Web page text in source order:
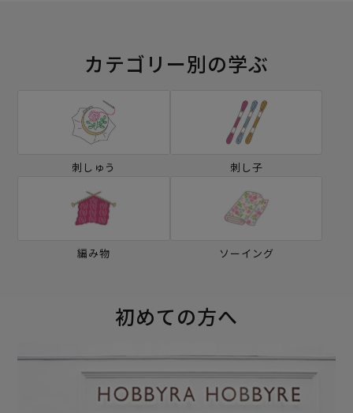
カテゴリー別の学ぶ
刺しゅう 刺し子
編み物 ソーイング
初めての方へ